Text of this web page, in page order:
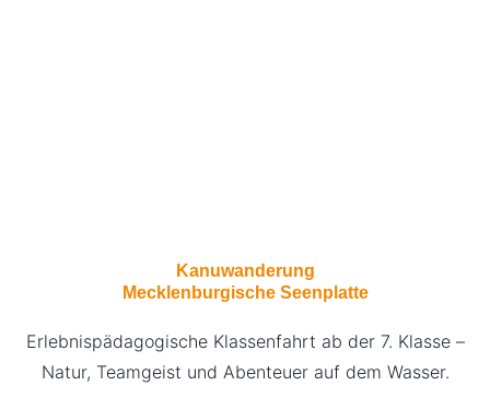
Kanuwanderung
Mecklenburgische Seenplatte
Erlebnispädagogische Klassenfahrt ab der 7. Klasse –
Natur, Teamgeist und Abenteuer auf dem Wasser.